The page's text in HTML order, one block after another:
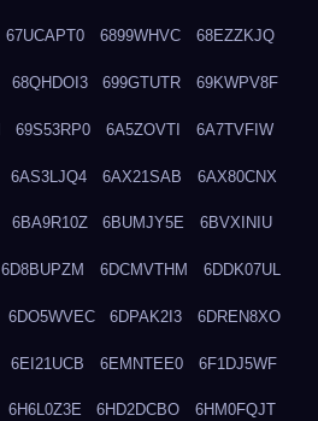
67UCAPT0 6899WHVC 68EZZKJQ
68QHDOI3 699GTUTR 69KWPV8F
69S53RP0 6A5ZOVTI 6A7TVFIW
6AS3LJQ4 6AX21SAB 6AX80CNX
6BA9R10Z 6BUMJY5E 6BVXINIU
6D8BUPZM 6DCMVTHM 6DDK07UL
6DO5WVEC 6DPAK2I3 6DREN8XO
6EI21UCB 6EMNTEE0 6F1DJ5WF
6H6L0Z3E 6HD2DCBO 6HM0FQJT